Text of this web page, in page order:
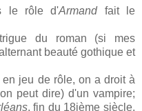
le rôle d'Armandfait le
du roman (si mes
beauté gothique et
jeu de rôle, on a droit à
peut dire) d'un vampire;
, fin du 18ième siècle,